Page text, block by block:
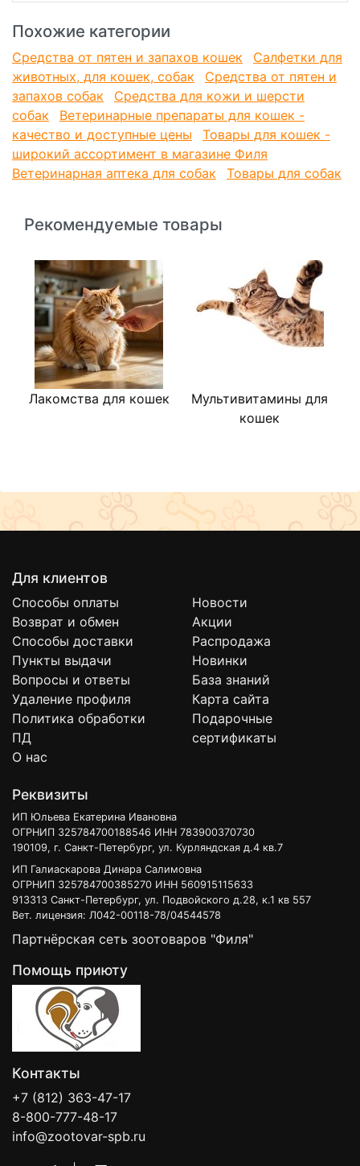
типичного запаха в период течки, предотвращая
повышенный интерес со стороны кобелей.
Масло чайного дерева*: обладает бактерицидным
действием.
Похожие категории
Средства от пятен и запахов кошек
Салфетки для
животных, для кошек, собак
Средства от пятен и
запахов собак
Средства для кожи и шерсти
собак
Ветеринарные препараты для кошек -
качество и доступные цены
Товары для кошек -
широкий ассортимент в магазине Филя
Ветеринарная аптека для собак
Товары для собак
Рекомендуемые товары
Лакомства для кошек
Мультивитамины для
кошек
Для клиентов
Способы оплаты
Возврат и обмен
Способы доставки
Пункты выдачи
Вопросы и ответы
Удаление профиля
Политика обработки
ПД
О нас
Новости
Акции
Распродажа
Новинки
База знаний
Карта сайта
Подарочные
сертификаты
Реквизиты
ИП Юльева Екатерина Ивановна
ОГРНИП 325784700188546 ИНН 783900370730
190109, г. Санкт-Петербург, ул. Курляндская д.4 кв.7
ИП Галиаскарова Динара Салимовна
ОГРНИП 325784700385270 ИНН 560915115633
913313 Санкт-Петербург, ул. Подвойского д.28, к.1 кв 557
Вет. лицензия: Л042-00118-78/04544578
Партнёрская сеть зоотоваров "Филя"
Помощь приюту
Контакты
+7 (812) 363-47-17
8-800-777-48-17
info@zootovar-spb.ru